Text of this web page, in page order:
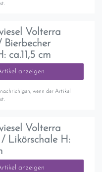
Volterra
ca.11,5 cm
anzeigen
wenn der Artikel
Volterra
Likörschale H:
anzeigen